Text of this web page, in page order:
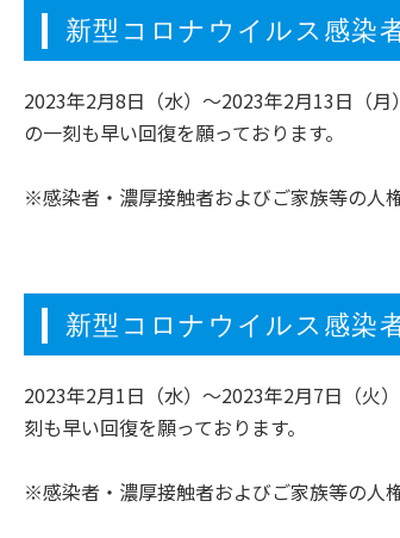
新型コロナウイルス感染
2023年2月8日（水）～2023年2月13日（
の一刻も早い回復を願っております。
※感染者・濃厚接触者およびご家族等の人
新型コロナウイルス感染
2023年2月1日（水）～2023年2月7日（火
刻も早い回復を願っております。
※感染者・濃厚接触者およびご家族等の人